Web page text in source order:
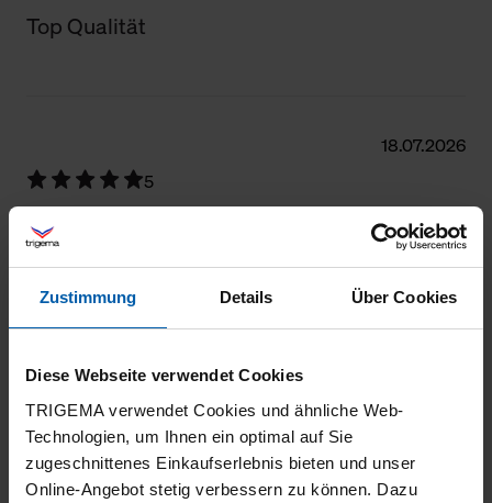
Zustimmung Details Über Cookies
Diese Webseite verwendet Cookies
TRIGEMA verwendet Cookies und ähnliche Web-
Technologien, um Ihnen ein optimal auf Sie
zugeschnittenes Einkaufserlebnis bieten und unser
Online-Angebot stetig verbessern zu können. Dazu
Top Qualität
18.07.2026
5
Sehr angenehm zu tragen, schöne frische
Farbe
5
Das Poloshirt ist sehr gut und bereits mei 2.
Kauf.